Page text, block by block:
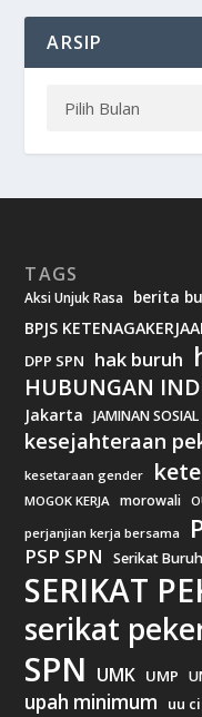
ARSIP
TAGS
Aksi Unjuk Rasa berita
BPJS
DPP SPN hak buruh
HUBUNGAN
Jakarta JAMINAN SOSIAL
kesejahteraan
kesetaraan gender
MOGOK KERJA morowali
perjanjian kerja bersama
PSP SPN Serikat Buruh
SERIKAT
serikat
SPN UMK UMP
upah minimum uu